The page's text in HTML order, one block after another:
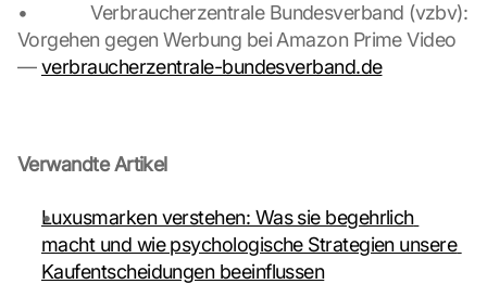
•             Verbraucherzentrale Bundesverband (vzbv):
Vorgehen gegen Werbung bei Amazon Prime Video
— verbraucherzentrale-bundesverband.de
Verwandte Artikel
Luxusmarken verstehen: Was sie begehrlich
macht und wie psychologische Strategien unsere
Kaufentscheidungen beeinflussen
t
r
a
i
e
d
t